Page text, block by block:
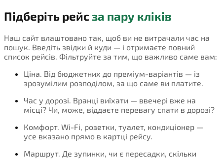
Підберіть рейсза пару кліків
Наш сайт влаштовано так, щоб ви не витрачали час на
пошук. Введіть звідки й куди — і отримаєте повний
список рейсів. Фільтруйте за тим, що важливо саме вам:
Ціна. Від бюджетних до преміум-варіантів — із
зрозумілим розподілом, за що саме ви платите.
Час у дорозі. Вранці виїхати — ввечері вже на
місці? Чи, може, віддаєте перевагу спати в дорозі?
Комфорт. Wi-Fi, розетки, туалет, кондиціонер —
усе вказано прямо в картці рейсу.
Маршрут. Де зупинки, чи є пересадки, скільки